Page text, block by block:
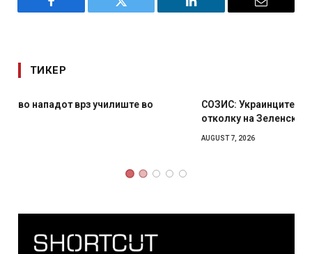
Facebook Twitter LinkedIn Email
ТИКЕР
СОЗИС: Украинците повеќе им веруваат на генералите